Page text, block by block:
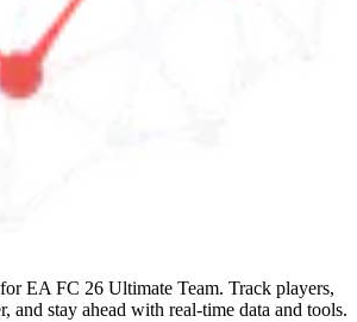
EA FC 26 Ultimate Team. Track players,
and stay ahead with real-time data and tools.